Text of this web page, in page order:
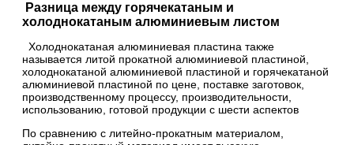
Разница между горячекатаным и
холоднокатаным алюминиевым листом
Холоднокатаная алюминиевая пластина также
называется литой прокатной алюминиевой пластиной,
холоднокатаной алюминиевой пластиной и горячекатаной
алюминиевой пластиной по цене, поставке заготовок,
производственному процессу, производительности,
использованию, готовой продукции с шести аспектов
По сравнению с литейно-прокатным материалом,